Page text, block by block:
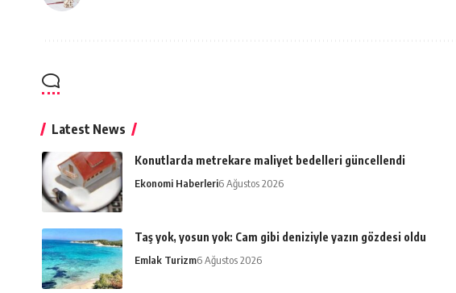
Latest News
Konutlarda metrekare maliyet bedelleri güncellendi
Ekonomi Haberleri6 Ağustos 2026
Taş yok, yosun yok: Cam gibi deniziyle yazın gözdesi oldu
Emlak Turizm6 Ağustos 2026